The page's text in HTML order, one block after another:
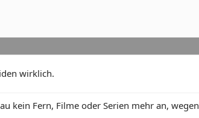
wirklich.
kein Fern, Filme oder Serien mehr an, wegen